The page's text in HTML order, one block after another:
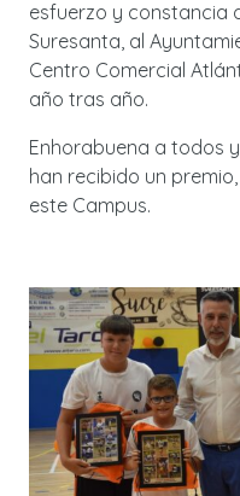
esfuerzo y constancia
Suresanta, al
Centro Comercial
año tras año.
Enhorabuena a todos
han recibido un
este Campus.